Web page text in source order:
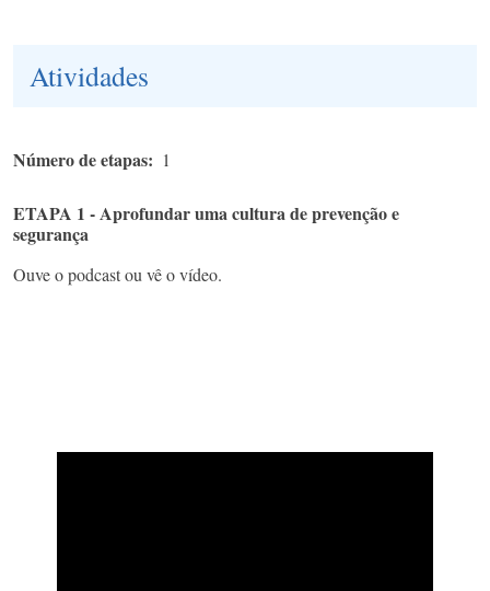
Atividades
Número de etapas 1
ETAPA 1 - Aprofundar uma cultura de prevenção e
segurança
Ouve o podcast ou vê o vídeo.